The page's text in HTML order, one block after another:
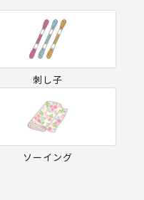
刺し子
ソーイング